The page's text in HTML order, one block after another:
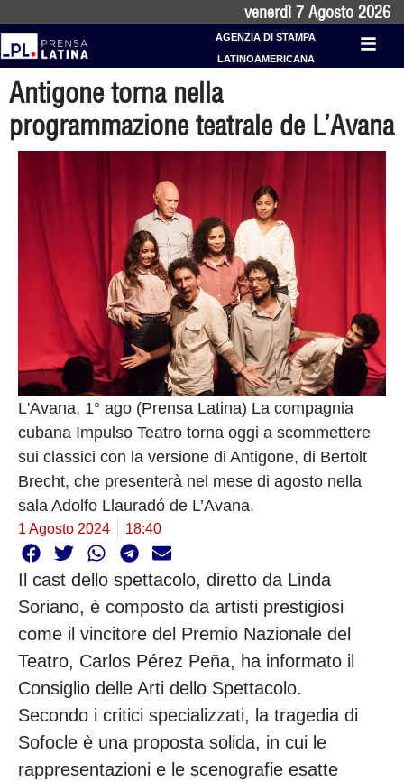
venerdì 7 Agosto 2026
AGENZIA DI STAMPA
LATINOAMERICANA
Antigone torna nella
programmazione teatrale de L’Avana
L'Avana, 1° ago (Prensa Latina) La compagnia
cubana Impulso Teatro torna oggi a scommettere
sui classici con la versione di Antigone, di Bertolt
Brecht, che presenterà nel mese di agosto nella
sala Adolfo Llauradó de L’Avana.
1 Agosto 2024 18:40
Il cast dello spettacolo, diretto da Linda
Soriano, è composto da artisti prestigiosi
come il vincitore del Premio Nazionale del
Teatro, Carlos Pérez Peña, ha informato il
Consiglio delle Arti dello Spettacolo.
Secondo i critici specializzati, la tragedia di
Sofocle è una proposta solida, in cui le
rappresentazioni e le scenografie esatte